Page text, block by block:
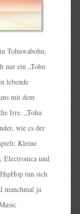
Tohuwabohu,
nur ein „Tohu
lebende
mit dem
Irre. „Tohu
wie es der
Kleine
Electronica und
tun sich
manchmal ja